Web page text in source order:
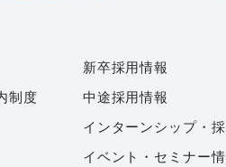
制度
新卒採用情報
中途採用情報
インターンシップ・
イベント・セミナー